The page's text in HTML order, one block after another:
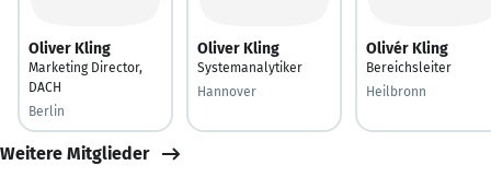
Oliver Kling
Marketing Director,
DACH
Berlin
Oliver Kling
Systemanalytiker
Hannover
Olivér Kling
Bereichsleiter
Heilbronn
Weitere Mitglieder